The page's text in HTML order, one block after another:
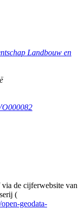
Landbouw en
de cijferwebsite van
(
geodata-